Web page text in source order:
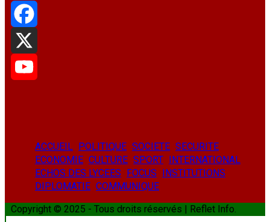
Facebook
X
ACCUEIL POLITIQUE SOCIETE SECURITE
ECONOMIE CULTURE SPORT INTERNATIONAL
ECHOS DES LYCEES FOCUS INSTITUTIONS
DIPLOMATIE COMMUNIQUE
Copyright © 2025 - Tous droits réservés | Reflet Info.